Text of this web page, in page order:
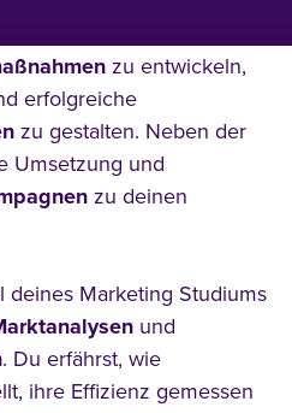
zu entwickeln,
erfolgreiche
zu gestalten. Neben der
Umsetzung und
zu deinen
deines Marketing Studiums
und
. Du erfährst, wie
ihre Effizienz gemessen